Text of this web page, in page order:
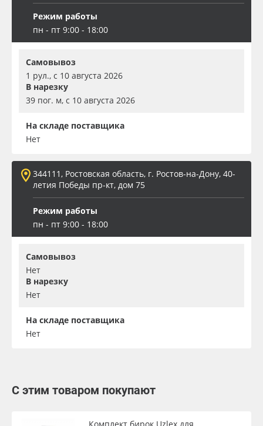
Режим работы
пн - пт 9:00 - 18:00
Самовывоз
1 рул., с 10 августа 2026
В нарезку
39 пог. м, с 10 августа 2026
На складе поставщика
Нет
344111, Ростовская область, г. Ростов-на-Дону, 40-
летия Победы пр-кт, дом 75
Режим работы
пн - пт 9:00 - 18:00
Самовывоз
Нет
В нарезку
Нет
На складе поставщика
Нет
С этим товаром покупают